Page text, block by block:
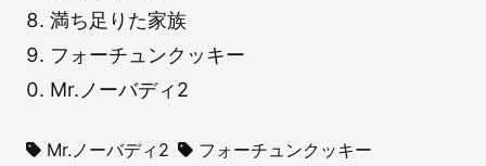
満ち足りた家族
フォーチュンクッキー
Mr.ノーバディ2
Mr.ノーバディ2 フォーチュンクッキー